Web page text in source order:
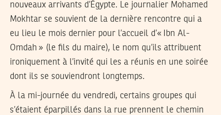
nouveaux arrivants d’Égypte. Le journalier Mohamed
Mokhtar se souvient de la dernière rencontre qui a
eu lieu le mois dernier pour l’accueil d’« Ibn Al-
Omdah » (le fils du maire), le nom qu’ils attribuent
ironiquement à l’invité qui les a réunis en une soirée
dont ils se souviendront longtemps.
À la mi-journée du vendredi, certains groupes qui
s’étaient éparpillés dans la rue prennent le chemin